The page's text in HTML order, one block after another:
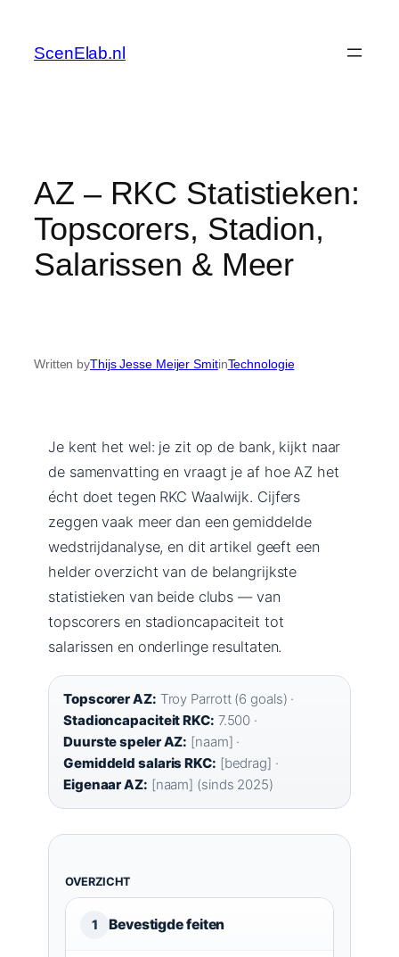
content
ScenElab.nl
AZ – RKC Statistieken:
Topscorers, Stadion,
Salarissen & Meer
Written byThijs Jesse Meijer SmitinTechnologie
Je kent het wel: je zit op de bank, kijkt naar
de samenvatting en vraagt je af hoe AZ het
écht doet tegen RKC Waalwijk. Cijfers
zeggen vaak meer dan een gemiddelde
wedstrijdanalyse, en dit artikel geeft een
helder overzicht van de belangrijkste
statistieken van beide clubs — van
topscorers en stadioncapaciteit tot
salarissen en onderlinge resultaten.
Topscorer AZ: Troy Parrott (6 goals) ·
Stadioncapaciteit RKC: 7.500 ·
Duurste speler AZ: [naam] ·
Gemiddeld salaris RKC: [bedrag] ·
Eigenaar AZ: [naam] (sinds 2025)
OVERZICHT
1 Bevestigde feiten